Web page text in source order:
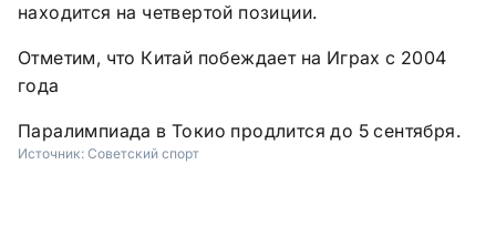
находится на четвертой позиции.
Отметим, что Китай побеждает на Играх с 2004
года
Паралимпиада в Токио продлится до 5 сентября.
Источник: Советский спорт